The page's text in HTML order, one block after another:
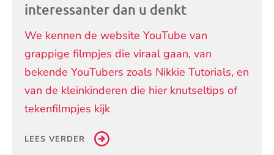
interessanter dan u denkt
We kennen de website YouTube van
grappige filmpjes die viraal gaan, van
bekende YouTubers zoals Nikkie Tutorials, en
van de kleinkinderen die hier knutseltips of
tekenfilmpjes kijk
LEES VERDER